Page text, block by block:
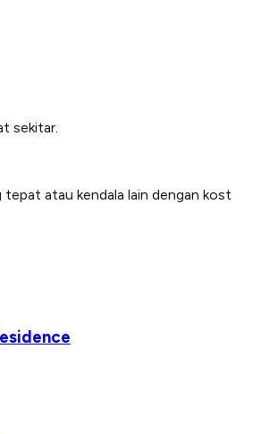
sekitar.
tepat atau kendala lain dengan kost